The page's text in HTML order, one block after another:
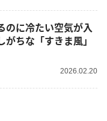
のに冷たい空気が入
ちな「すきま風」
2026.02.20